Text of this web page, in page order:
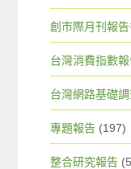
創市際月刊報
台灣消費指數
台灣網路基礎
專題報告 (197)
整合研究報告